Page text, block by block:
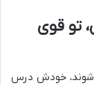
تو قوی
شوند، خودش درس